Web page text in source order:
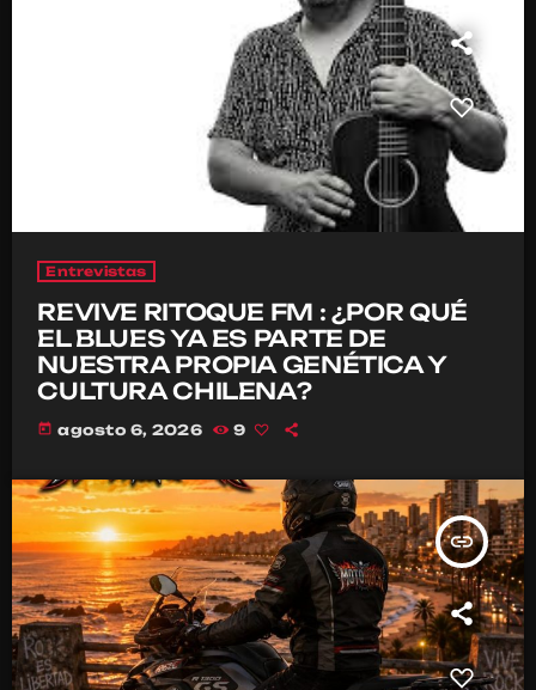
Entrevistas
REVIVE RITOQUE FM : ¿POR QUÉ
EL BLUES YA ES PARTE DE
NUESTRA PROPIA GENÉTICA Y
CULTURA CHILENA?
today agosto 6, 2026 9
insert_link